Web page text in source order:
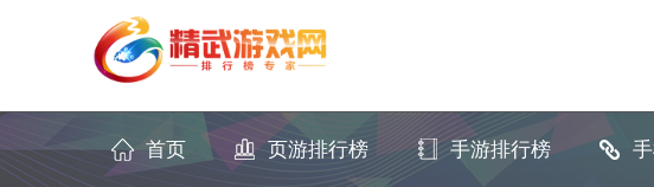
首页 页游排行榜 手游排行榜